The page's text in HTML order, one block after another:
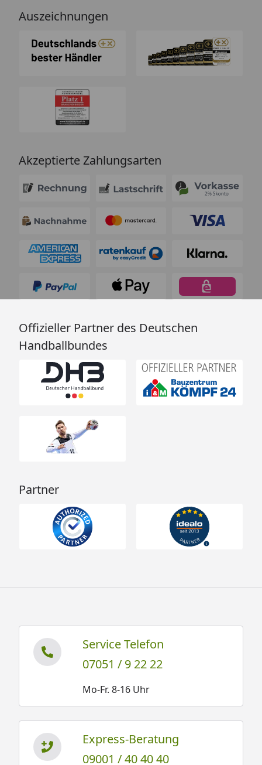
Auszeichnungen
Akzeptierte Zahlungsarten
Offizieller Partner des Deutschen
Handballbundes
Partner
Service Telefon
07051 / 9 22 22
Mo-Fr. 8-16 Uhr
Express-Beratung
09001 / 40 40 40